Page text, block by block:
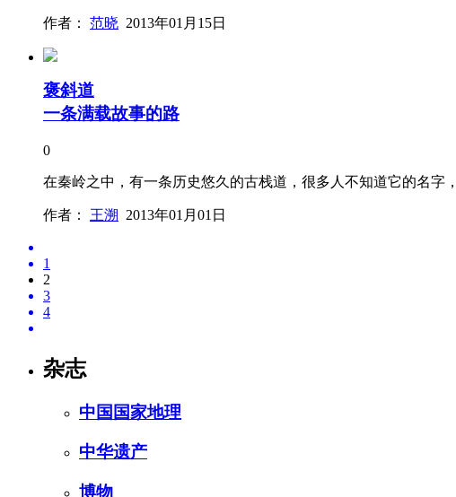
作者： 范晓 2013年01月15日
褒斜道
一条满载故事的路
0
在秦岭之中，有一条历史悠久的古栈道，很多人不知道它的名
作者： 王溯 2013年01月01日
1
2
3
4
杂志
中国国家地理
中华遗产
博物